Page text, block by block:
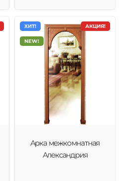
АКЦИЯ!
ХИТ!
NEW!
Арка межкомнатная
Александрия